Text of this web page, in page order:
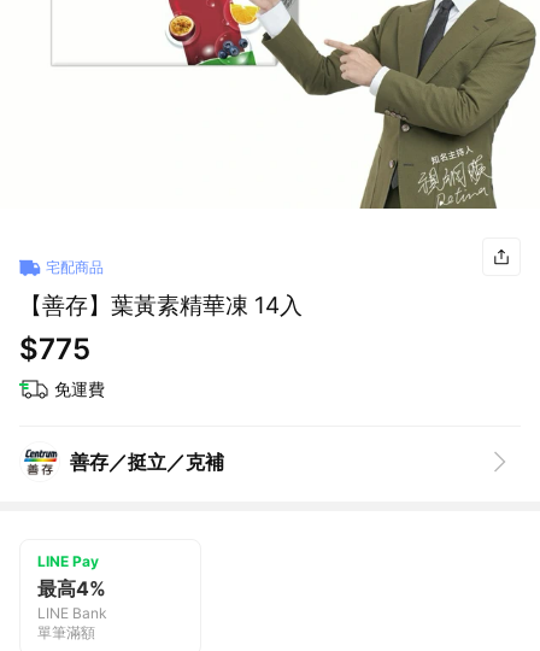
宅配商品
【善存】葉黃素精華凍 14入
$775
免運費
善存／挺立／克補
LINE Pay
最高4%
LINE Bank
單筆滿額